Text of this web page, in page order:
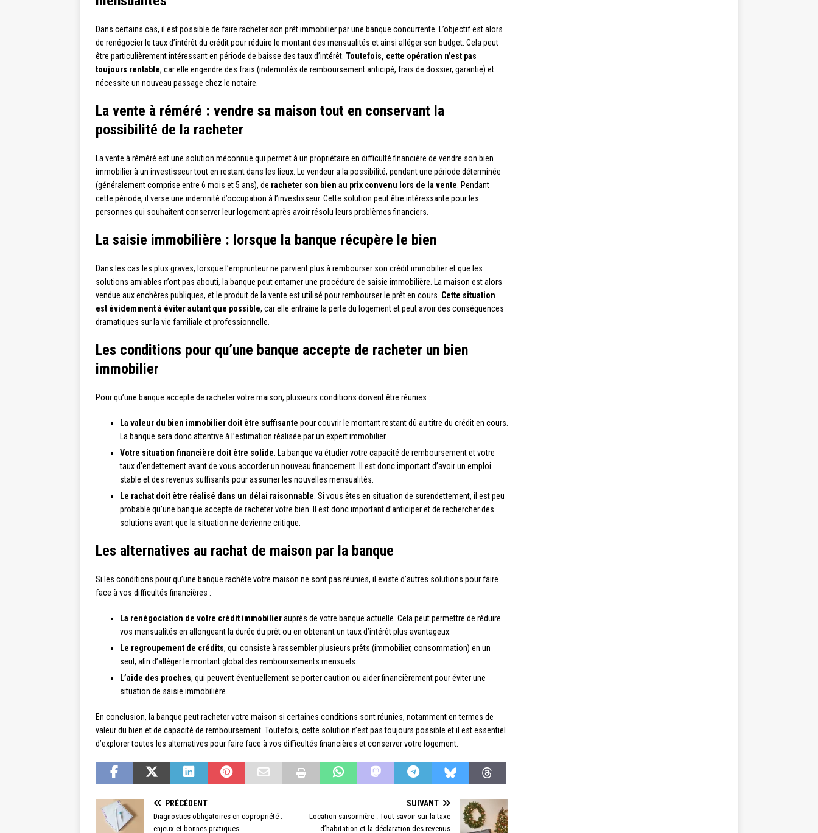
Dans certains cas, il est possible de faire racheter son prêt immobilier par une banque concurrente. L’objectif est alors
de renégocier le taux d’intérêt du crédit pour réduire le montant des mensualités et ainsi alléger son budget. Cela peut
être particulièrement intéressant en période de baisse des taux d’intérêt. Toutefois, cette opération n’est pas
toujours rentable, car elle engendre des frais (indemnités de remboursement anticipé, frais de dossier, garantie) et
nécessite un nouveau passage chez le notaire.
La vente à réméré : vendre sa maison tout en conservant la
possibilité de la racheter
La vente à réméré est une solution méconnue qui permet à un propriétaire en difficulté financière de vendre son bien
immobilier à un investisseur tout en restant dans les lieux. Le vendeur a la possibilité, pendant une période déterminée
(généralement comprise entre 6 mois et 5 ans), de racheter son bien au prix convenu lors de la vente . Pendant
cette période, il verse une indemnité d’occupation à l’investisseur. Cette solution peut être intéressante pour les
personnes qui souhaitent conserver leur logement après avoir résolu leurs problèmes financiers.
La saisie immobilière : lorsque la banque récupère le bien
Dans les cas les plus graves, lorsque l’emprunteur ne parvient plus à rembourser son crédit immobilier et que les
solutions amiables n’ont pas abouti, la banque peut entamer une procédure de saisie immobilière. La maison est alors
vendue aux enchères publiques, et le produit de la vente est utilisé pour rembourser le prêt en cours. Cette situation
est évidemment à éviter autant que possible, car elle entraîne la perte du logement et peut avoir des conséquences
dramatiques sur la vie familiale et professionnelle.
Les conditions pour qu’une banque accepte de racheter un bien
immobilier
Pour qu’une banque accepte de racheter votre maison, plusieurs conditions doivent être réunies :
La valeur du bien immobilier doit être suffisante pour couvrir le montant restant dû au titre du crédit en cours.
La banque sera donc attentive à l’estimation réalisée par un expert immobilier.
Votre situation financière doit être solide . La banque va étudier votre capacité de remboursement et votre
taux d’endettement avant de vous accorder un nouveau financement. Il est donc important d’avoir un emploi
stable et des revenus suffisants pour assumer les nouvelles mensualités.
Le rachat doit être réalisé dans un délai raisonnable . Si vous êtes en situation de surendettement, il est peu
probable qu’une banque accepte de racheter votre bien. Il est donc important d’anticiper et de rechercher des
solutions avant que la situation ne devienne critique.
Les alternatives au rachat de maison par la banque
Si les conditions pour qu’une banque rachète votre maison ne sont pas réunies, il existe d’autres solutions pour faire
face à vos difficultés financières :
La renégociation de votre crédit immobilierauprès de votre banque actuelle. Cela peut permettre de réduire
vos mensualités en allongeant la durée du prêt ou en obtenant un taux d’intérêt plus avantageux.
Le regroupement de crédits, qui consiste à rassembler plusieurs prêts (immobilier, consommation) en un
seul, afin d’alléger le montant global des remboursements mensuels.
L’aide des proches, qui peuvent éventuellement se porter caution ou aider financièrement pour éviter une
situation de saisie immobilière.
En conclusion, la banque peut racheter votre maison si certaines conditions sont réunies, notamment en termes de
valeur du bien et de capacité de remboursement. Toutefois, cette solution n’est pas toujours possible et il est essentiel
d’explorer toutes les alternatives pour faire face à vos difficultés financières et conserver votre logement.
PRÉCÉDENT
Diagnostics obligatoires en copropriété :
enjeux et bonnes pratiques
SUIVANT
Location saisonnière : Tout savoir sur la taxe
d’habitation et la déclaration des revenus